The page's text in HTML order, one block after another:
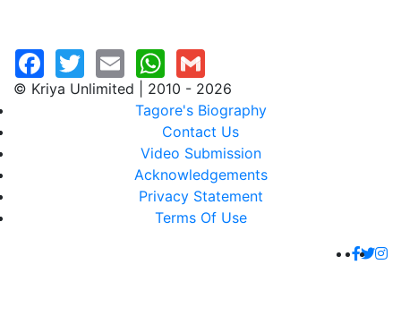
© Kriya Unlimited | 2010 - 2026
Tagore's Biography
Contact Us
Video Submission
Acknowledgements
Privacy Statement
Terms Of Use